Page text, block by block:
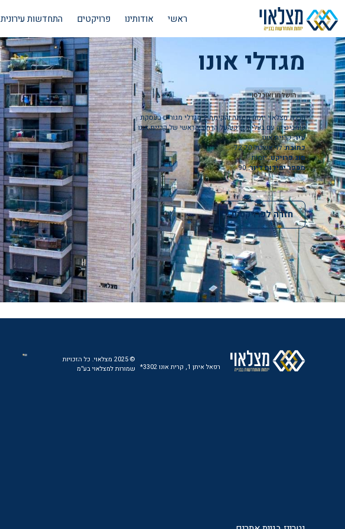
ראשי אודותינו פרויקטים התחדשות עירונית
מגדלי אונו
הושלמו ואוכלסו
חברת מצלאוי יזמה מימנה והקימה 2 מגדלי מגורים בעסקת
קומבינציה עם בעלי הקרקע על הרחוב הראשי של קריית אונו
עיר:קריית אונו
כתובת:לוי אשכול 72-70
סוג פרויקט:יזמות
מספר יחידות דיור:90
חזרה לפרויקטים
רפאל איתן 1, קרית אונו 3302*
© 2025 מצלאוי. כל הזכויות
שמורות למצלאוי בע”מ